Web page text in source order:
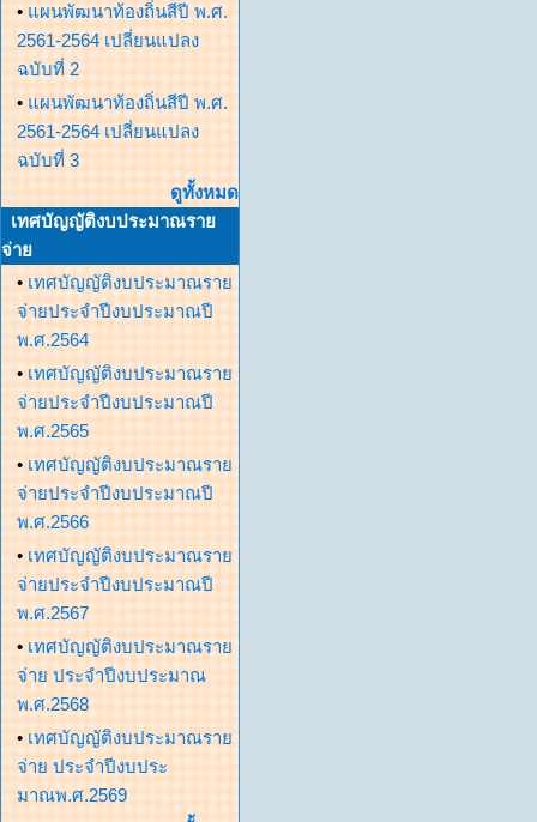
• แผนพัฒนาท้องถิ่นสีปี พ.ศ.
2561-2564 เปลี่ยนแปลง
ฉบับที่ 2
• แผนพัฒนาท้องถิ่นสีปี พ.ศ.
2561-2564 เปลี่ยนแปลง
ฉบับที่ 3
ดูทั้งหมด
เทศบัญญัติงบประมาณราย
จ่าย
• เทศบัญญัติงบประมาณราย
จ่ายประจำปีงบประมาณปี
พ.ศ.2564
• เทศบัญญัติงบประมาณราย
จ่ายประจำปีงบประมาณปี
พ.ศ.2565
• เทศบัญญัติงบประมาณราย
จ่ายประจำปีงบประมาณปี
พ.ศ.2566
• เทศบัญญัติงบประมาณราย
จ่ายประจำปีงบประมาณปี
พ.ศ.2567
• เทศบัญญัติงบประมาณราย
จ่าย ประจำปีงบประมาณ
พ.ศ.2568
• เทศบัญญัติงบประมาณราย
จ่าย ประจำปีงบประ
มาณพ.ศ.2569